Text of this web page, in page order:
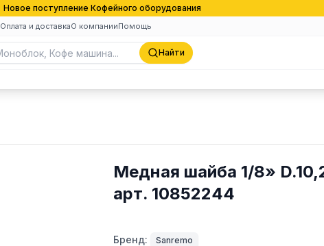
Новое поступление Кофейного оборудования
Оплата и доставкаО компанииПомощь
Найти
Медная шайба 1/8»
арт. 10852244
Бренд: Sanremo